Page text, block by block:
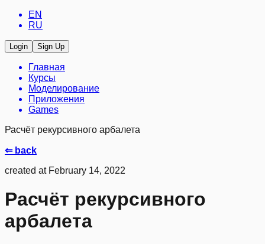
EN
RU
Login Sign Up
Главная
Курсы
Моделирование
Приложения
Games
Расчёт рекурсивного арбалета
⇐ back
created at February 14, 2022
Расчёт рекурсивного
арбалета